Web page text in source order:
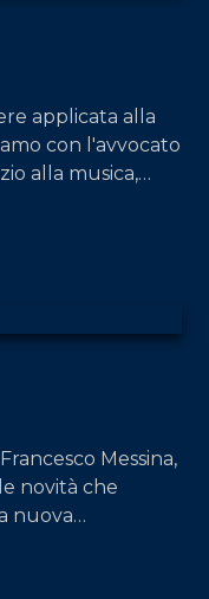
applicata alla
con l'avvocato
alla musica,
la
Messina,
novità che
nuova